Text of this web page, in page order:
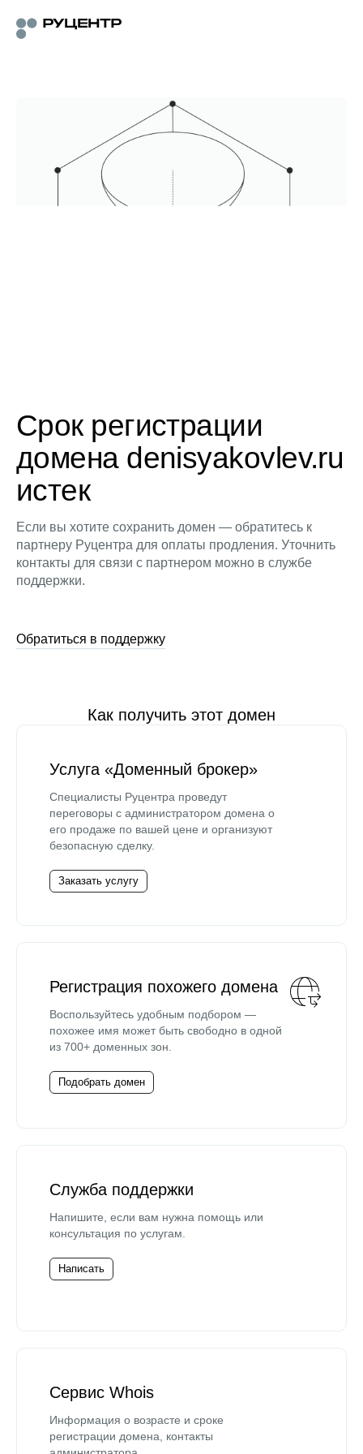
Срок регистрации
домена denisyakovlev.ru
истек
Если вы хотите сохранить домен — обратитесь к
партнеру Руцентра для оплаты продления. Уточнить
контакты для связи с партнером можно в службе
поддержки.
Обратиться в поддержку
Как получить этот домен
Услуга «Доменный брокер»
Специалисты Руцентра проведут
переговоры с администратором домена о
его продаже по вашей цене и организуют
безопасную сделку.
Заказать услугу
Регистрация похожего домена
Воспользуйтесь удобным подбором —
похожее имя может быть свободно в одной
из 700+ доменных зон.
Подобрать домен
Служба поддержки
Напишите, если вам нужна помощь или
консультация по услугам.
Написать
Сервис Whois
Информация о возрасте и сроке
регистрации домена, контакты